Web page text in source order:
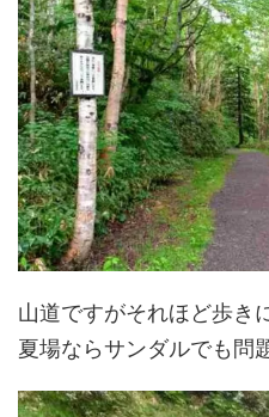
山道ですがそれほど歩き
夏場ならサンダルでも問